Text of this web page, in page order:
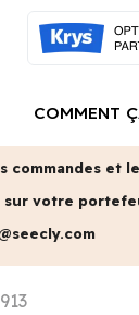
COMMENT
commandes et
votre